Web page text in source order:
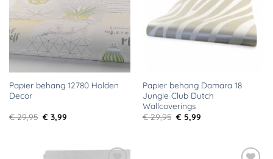
Papier behang 12780 Holden
Decor
€29,95 Oorspronkelijke
prijs
€ 3,99Huidige
Papier behang Damara 18
Jungle Club Dutch
Wallcoverings
€29,95 Oorspronkelijke
prijs
€ 5,99Huidige